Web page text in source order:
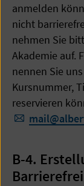
anmelden
nicht
nehmen Sie
Akademie auf.
nennen Sie
Kursnummer,
reservieren
mail@
B-4.